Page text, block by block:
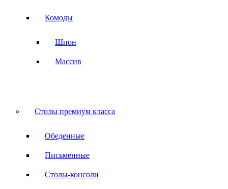
Комоды
Шпон
Массив
Столы премиум класса
Обеденные
Письменные
Столы-консоли